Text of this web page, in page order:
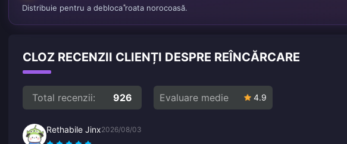
Distribuie pentru a debloca roata norocoasă.
CLOZ RECENZII CLIENȚI DESPRE REÎNCĂRCARE
Total recenzii: 926 Evaluare medie 4.9
Rethabile Jinx2026/08/03